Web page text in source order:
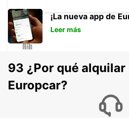
AKUREYRI - ICELAND
¡La nueva app de
Leer más
93 ¿Por qué
Europcar?